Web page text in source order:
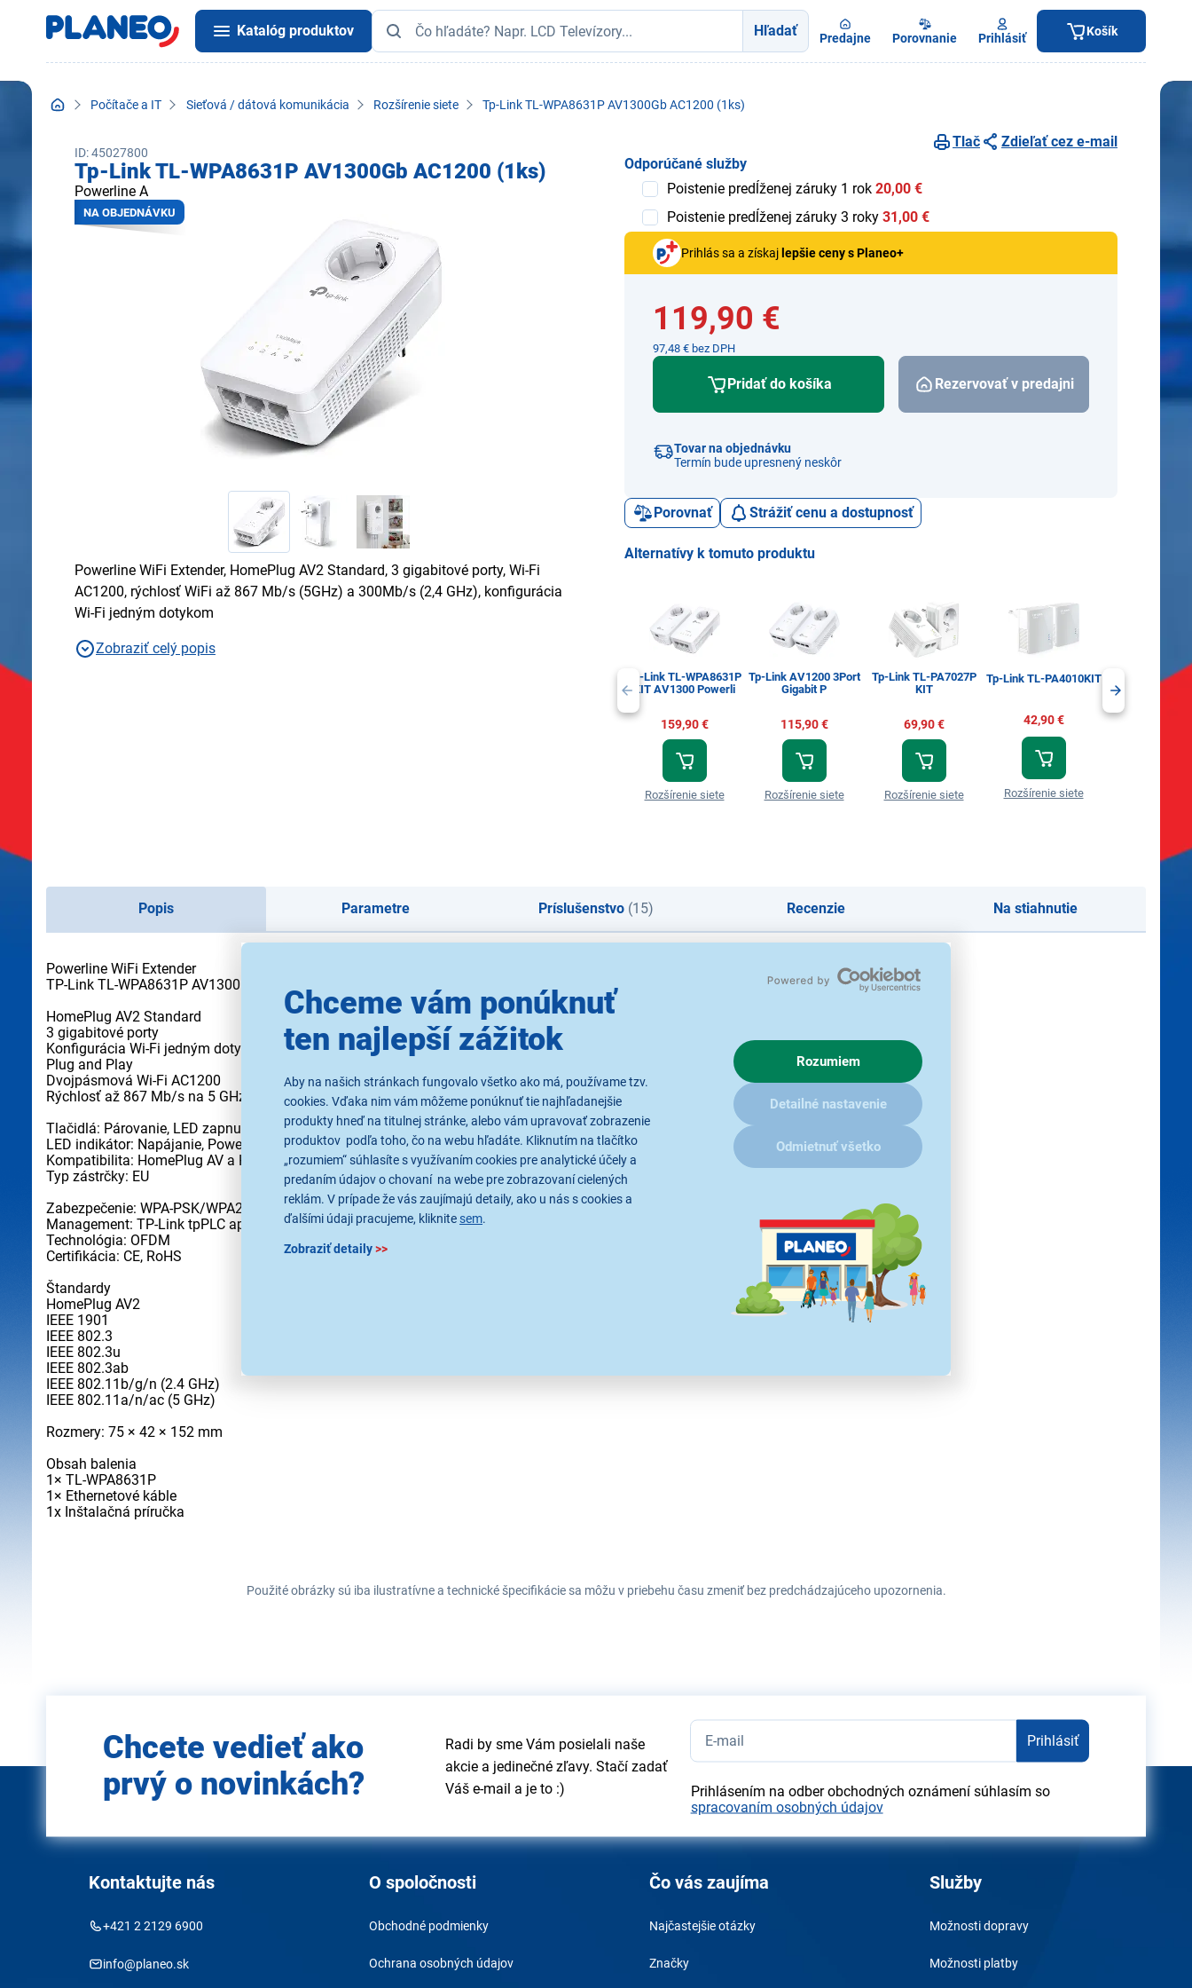
Chceme vám ponúknuť
ten najlepší zážitok
Aby na našich stránkach fungovalo všetko ako má, používame tzv.
cookies. Vďaka nim vám môžeme ponúknuť tie najhľadanejšie
produkty hneď na titulnej stránke, alebo vám upravovať zobrazenie
produktov podľa toho, čo na webu hľadáte. Kliknutím na tlačítko
„rozumiem“ súhlasíte s využívaním cookies pre analytické účely a
predaním údajov o chovaní na webe pre zobrazovaní cielených
reklám. V prípade že vás zaujímajú detaily, ako u nás s cookies a
ďalšími údaji pracujeme, kliknite sem.
Zobraziť detaily>>
Rozumiem
Detailné nastavenie
Odmietnuť všetko
Katalóg produktov Hľadať Predajne Porovnanie Prihlásiť Košík
Počítače a IT Sieťová / dátová komunikácia Rozšírenie siete Tp-Link TL-WPA8631P AV1300Gb AC1200 (1ks)
ID: 45027800
Tp-Link TL-WPA8631P AV1300Gb AC1200 (1ks)
Powerline A
NA OBJEDNÁVKU
Powerline WiFi Extender, HomePlug AV2 Standard, 3 gigabitové porty, Wi-Fi
AC1200, rýchlosť WiFi až 867 Mb/s (5GHz) a 300Mb/s (2,4 GHz), konfigurácia
Wi-Fi jedným dotykom
Zobraziť celý popis
Tlač
Zdieľať cez e-mail
Odporúčané služby
Poistenie predĺženej záruky 1 rok 20,00 €
Poistenie predĺženej záruky 3 roky 31,00 €
Prihlás sa a získaj lepšie ceny s Planeo+
119,90 €
97,48 € bez DPH
Pridať do košíka
Tovar na objednávku
Termín bude upresnený neskôr
Rezervovať v predajni
Porovnať Strážiť cenu a dostupnosť
Alternatívy k tomuto produktu
Tp-Link TL-WPA8631P
KIT AV1300 Powerli
159,90 €
Rozšírenie siete
Tp-Link AV1200 3Port
Gigabit P
115,90 €
Rozšírenie siete
Tp-Link TL-PA7027P
KIT
69,90 €
Rozšírenie siete
Tp-Link TL-PA4010KIT
42,90 €
Rozšírenie siete
Tp-Link TL-
WiFi N300
Popis Parametre Príslušenstvo(15) Recenzie Na stiahnutie
Powerline WiFi Extender
TP-Link TL-WPA8631P AV1300 Gb priechodný AC1200 Powerline WiFi Extender (1ks)
HomePlug AV2 Standard
3 gigabitové porty
Konfigurácia Wi-Fi jedným dotykom
Plug and Play
Dvojpásmová Wi-Fi AC1200
Rýchlosť až 867 Mb/s na 5 GHz a 300 Mb/s na 2,4 GHz
Tlačidlá: Párovanie, LED zapnuté / vypnuté, Wi-Fi, reset
LED indikátor: Napájanie, Powerline, Ethernet, Wi-Fi (2.4 GHz), Wi-Fi (5 GHz)
Kompatibilita: HomePlug AV a HomePlug AV2
Typ zástrčky: EU
Zabezpečenie: WPA-PSK/WPA2-PSK, WEP šifrovanie
Management: TP-Link tpPLC aplikácie
Technológia: OFDM
Certifikácia: CE, RoHS
Štandardy
HomePlug AV2
IEEE 1901
IEEE 802.3
IEEE 802.3u
IEEE 802.3ab
IEEE 802.11b/g/n (2.4 GHz)
IEEE 802.11a/n/ac (5 GHz)
Rozmery: 75 × 42 × 152 mm
Obsah balenia
1× TL-WPA8631P
1× Ethernetové káble
1x Inštalačná príručka
Použité obrázky sú iba ilustratívne a technické špecifikácie sa môžu v priebehu času zmeniť bez predchádzajúceho upozornenia.
e-mail
Chcete vedieť ako
prvý o novinkách?
Radi by sme Vám posielali naše
akcie a jedinečné zľavy. Stačí zadať
Váš e-mail a je to :)
Prihlásiť
Prihlásením na odber obchodných oznámení súhlasím so
spracovaním osobných údajov
Kontaktujte nás
+421 2 2129 6900
info@planeo.sk
O spoločnosti
Obchodné podmienky
Ochrana osobných údajov
Čo vás zaujíma
Najčastejšie otázky
Značky
Služby
Možnosti dopravy
Možnosti platby